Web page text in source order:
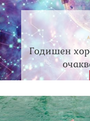
Годишен